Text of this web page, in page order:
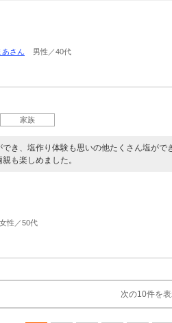
あさん 男性／40代
家族
き、塩作り体験も思いの他たくさん塩が
も楽しめました。
女性／50代
次の10件を